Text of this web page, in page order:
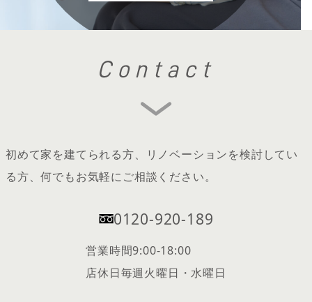
Contact
初めて家を建てられる方、リノベーションを検討してい
る方、何でもお気軽にご相談ください。
0120-920-189
営業時間9:00-18:00
店休日毎週火曜日・水曜日